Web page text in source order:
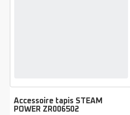
Accessoire tapis STEAM
POWER ZR006502